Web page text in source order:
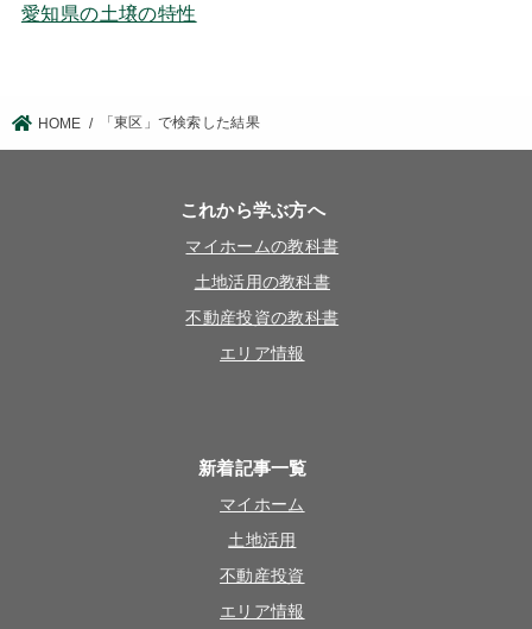
愛知県の土壌の特性
HOME 「東区」で検索した結果
これから学ぶ方へ
マイホームの教科書
土地活用の教科書
不動産投資の教科書
エリア情報
新着記事一覧
マイホーム
土地活用
不動産投資
エリア情報